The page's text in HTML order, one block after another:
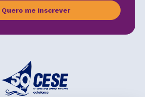
Quero me inscrever